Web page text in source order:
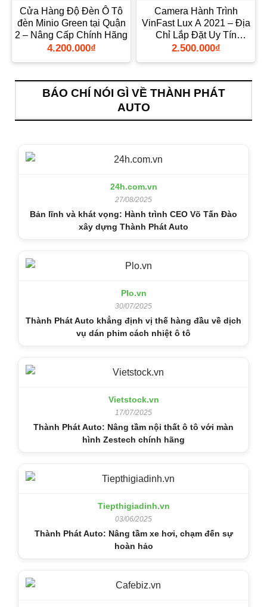
Cửa Hàng Độ Đèn Ô Tô
đèn Minio Green tại Quận
2 – Nâng Cấp Chính Hãng
4.200.000₫
Camera Hành Trình
VinFast Lux A 2021 – Địa
Chỉ Lắp Đặt Uy Tín
TPHCM
2.500.000₫
BÁO CHÍ NÓI GÌ VỀ THÀNH PHÁT
AUTO
24h.com.vn
27/08/2025
Bản lĩnh và khát vọng: Hành trình CEO Võ Tấn Đào
xây dựng Thành Phát Auto
Plo.vn
30/07/2025
Thành Phát Auto khẳng định vị thế hàng đầu về dịch
vụ dán phim cách nhiệt ô tô
Vietstock.vn
17/07/2025
Thành Phát Auto: Nâng tầm nội thất ô tô với màn
hình Zestech chính hãng
Tiepthigiadinh.vn
03/06/2025
Thành Phát Auto: Nâng tầm xe hơi, chạm đến sự
hoàn hảo